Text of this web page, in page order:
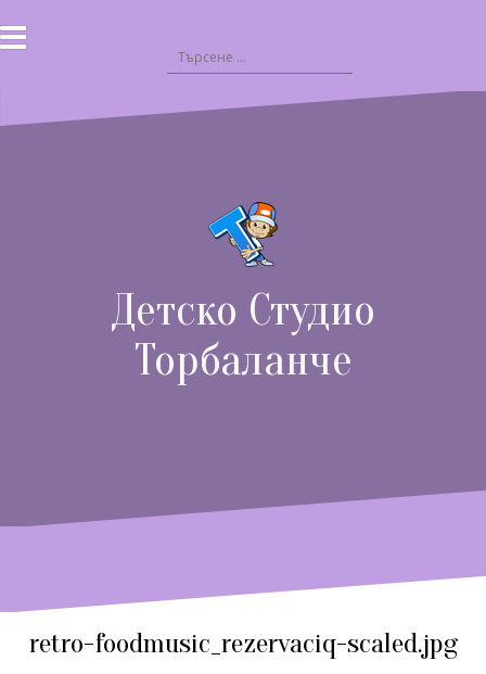
съдържанието
Търсене
за:
Детско Студио
Торбаланче
retro-foodmusic_rezervaciq-scaled.jpg